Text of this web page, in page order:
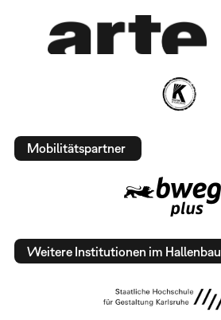
Mobilitätspartner
Weitere Institutionen im Hallenbau